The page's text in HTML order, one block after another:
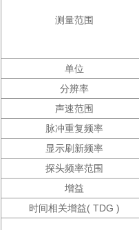
测量范围
单位
分辨率
声速范围
脉冲重复频率
显示刷新频率
探头频率范围
增益
时间相关增益( TDG )